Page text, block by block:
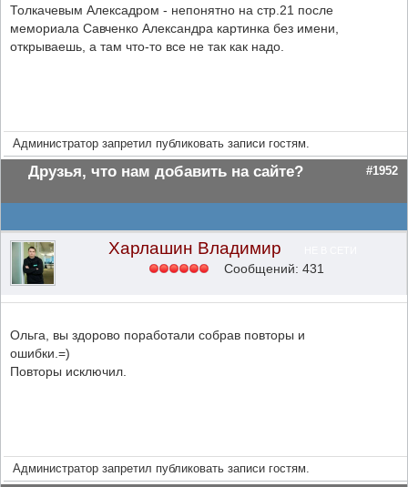
Толкачевым Алексадром - непонятно на стр.21 после
мемориала Савченко Александра картинка без имени,
открываешь, а там что-то все не так как надо.
Администратор запретил публиковать записи гостям.
Друзья, что нам добавить на сайте? #1952
Харлашин Владимир
Сообщений: 431
Ольга, вы здорово поработали собрав повторы и
ошибки.=)
Повторы исключил.
Администратор запретил публиковать записи гостям.